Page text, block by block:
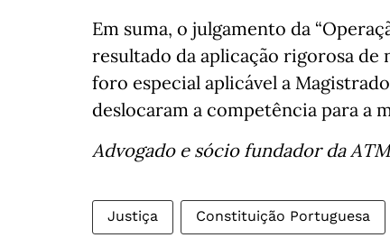
Em suma, o julgamento da
resultado da aplicação rigorosa de
foro especial aplicável a
deslocaram a competência para a
Advogado e sócio fundador da
Justiça Constituição Portuguesa